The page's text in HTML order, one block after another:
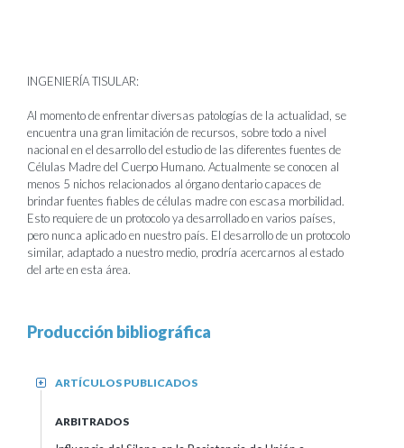
INGENIERÍA TISULAR:
Al momento de enfrentar diversas patologías de la actualidad, se
encuentra una gran limitación de recursos, sobre todo a nivel
nacional en el desarrollo del estudio de las diferentes fuentes de
Células Madre del Cuerpo Humano. Actualmente se conocen al
menos 5 nichos relacionados al órgano dentario capaces de
brindar fuentes fiables de células madre con escasa morbilidad.
Esto requiere de un protocolo ya desarrollado en varios países,
pero nunca aplicado en nuestro país. El desarrollo de un protocolo
similar, adaptado a nuestro medio, prodría acercarnos al estado
del arte en esta área.
Producción bibliográfica
ARTÍCULOS PUBLICADOS
+
ARBITRADOS